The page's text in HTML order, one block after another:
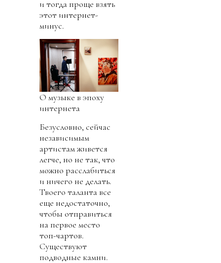
и тогда проще взять
этот интернет-
минус.
О музыке в эпоху
интернета
Безусловно, сейчас
независимым
артистам живется
легче, но не так, что
можно расслабиться
и ничего не делать.
Твоего таланта все
еще недостаточно,
чтобы отправиться
на первое место
топ-чартов.
Существуют
подводные камни.